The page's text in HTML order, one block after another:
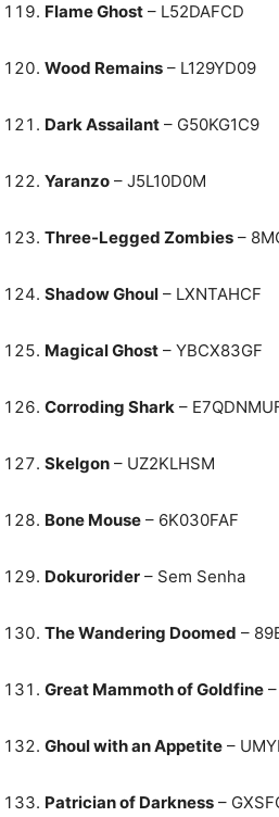
Flame Ghost – L52DAFCD
Wood Remains – L129YD09
Dark Assailant – G50KG1C9
Yaranzo – J5L10D0M
Three-Legged Zombies –
Shadow Ghoul – LXNTAHCF
Magical Ghost – YBCX83GF
Corroding Shark –
Skelgon – UZ2KLHSM
Bone Mouse – 6K030FAF
Dokurorider – Sem Senha
The Wandering Doomed –
Great Mammoth of Goldfine
Ghoul with an Appetite –
Patrician of Darkness –